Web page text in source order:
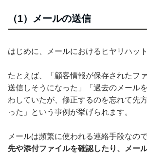
（1）メールの送信
はじめに、メールにおけるヒヤリハッ
たとえば、「顧客情報が保存されたフ
送信しそうになった」「過去のメール
わしていたが、修正するのを忘れて先
った」という事例が挙げられます。
メールは頻繁に使われる連絡手段なの
先や添付ファイルを確認したり、メー